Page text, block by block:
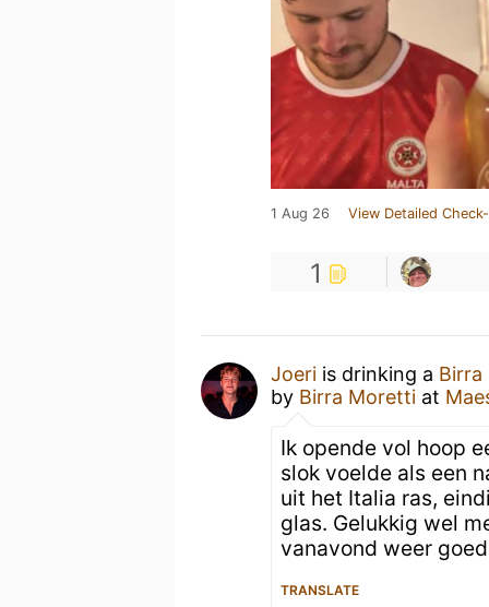
1 Aug 26 View Detailed
1
Joeri is drinking a Birra
by Birra Moretti at
Ik opende vol hoop
slok voelde als een
uit het Italia ras,
glas. Gelukkig wel
vanavond weer
TRANSLATE